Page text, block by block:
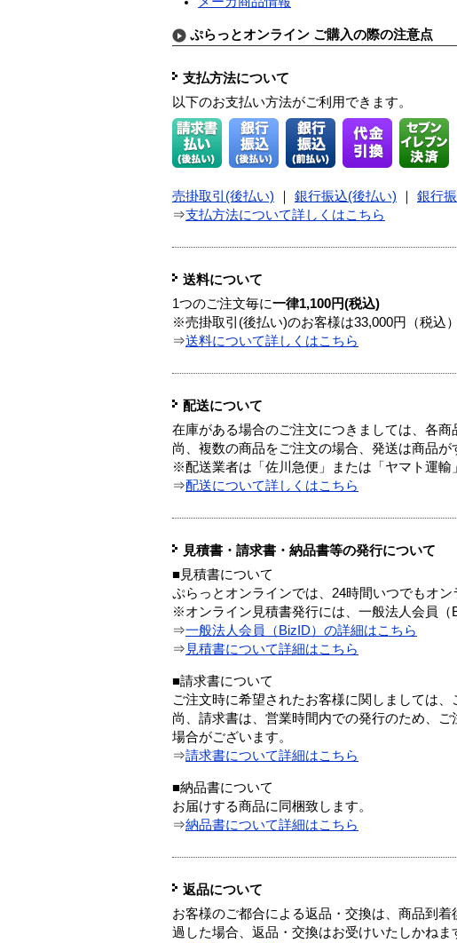
ぷらっとオンライン ご購入の際の注意点
支払方法について
以下のお支払い方法がご利用できます。
売掛取引(後払い) 銀行振込(後払い) 銀行
⇒支払方法について詳しくはこちら
送料について
1つのご注文毎に一律1,100円(税込)
※売掛取引(後払い)のお客様は33,000円（税込
⇒送料について詳しくはこちら
配送について
在庫がある場合のご注文につきましては、各
尚、複数の商品をご注文の場合、発送は商品が
※配送業者は「佐川急便」または「ヤマト運輸
⇒配送について詳しくはこちら
見積書・請求書・納品書等の発行について
■見積書について
ぷらっとオンラインでは、24時間いつでもオ
※オンライン見積書発行には、一般法人会員（
⇒一般法人会員（BizID）の詳細はこちら
⇒ 見積書について詳細はこちら
■請求書について
ご注文時に希望されたお客様に関しましては、
尚、請求書は、営業時間内での発行のため、
場合がございます。
⇒請求書について詳細はこちら
■納品書について
お届けする商品に同梱致します。
⇒納品書について詳細はこちら
返品について
お客様のご都合による返品・交換は、商品到
過した場合、返品・交換はお受けいたしかねま